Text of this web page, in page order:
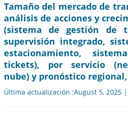
Tamaño del mercado de
análisis de acciones y
(sistema de gestión de
supervisión integrado,
estacionamiento,
tickets), por servicio
nube) y pronóstico regional,
Última actualización :August 5, 2025